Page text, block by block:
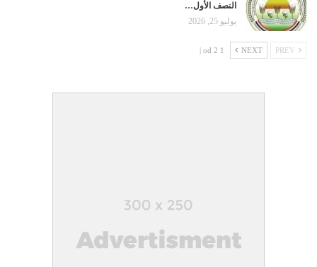
النصف الأول…
يوليو 25, 2026
NEXT
1 od 2 |